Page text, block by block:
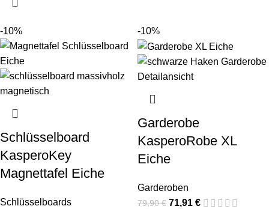
-10%
Schlüsselboard
KasperoKey
Magnettafel Eiche
Schlüsselboards
-10%
Garderobe
KasperoRobe XL
Eiche
Garderoben
79,90€ 71,91 €